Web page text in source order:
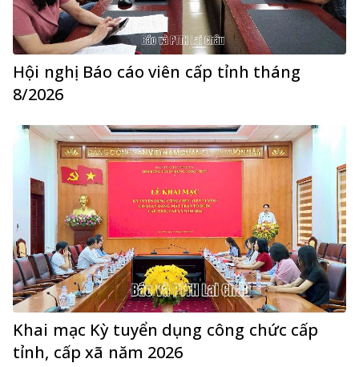
Hội nghị Báo cáo viên cấp tỉnh tháng
8/2026
Khai mạc Kỳ tuyển dụng công chức cấp
tỉnh, cấp xã năm 2026